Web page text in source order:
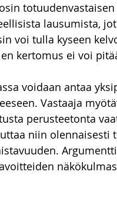
lausumista,
voi tulla kyseen
kertomus ei voi
voidaan antaa
Vastaaja
perusteetonta
niin olennaisesti